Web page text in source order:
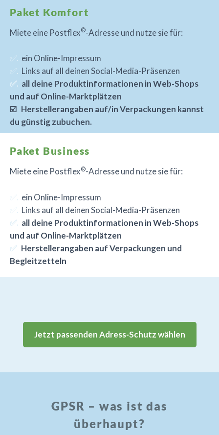
Paket Komfort
Miete eine Postflex®-Adresse und nutze sie für:
✅. ein Online-Impressum
✅. Links auf all deinen Social-Media-Präsenzen
✅. all deine Produktinformationen in Web-Shops
und auf Online-Marktplätzen
☑️ Herstellerangaben auf/in Verpackungen kannst
du günstig zubuchen.
Paket Business
Miete eine Postflex®-Adresse und nutze sie für:
✅. ein Online-Impressum
✅. Links auf all deinen Social-Media-Präsenzen
✅. all deine Produktinformationen in Web-Shops
und auf Online-Marktplätzen
✅ Herstellerangaben auf Verpackungen und
Begleitzetteln
Jetzt passenden Adress-Schutz wählen
GPSR – was ist das
überhaupt?